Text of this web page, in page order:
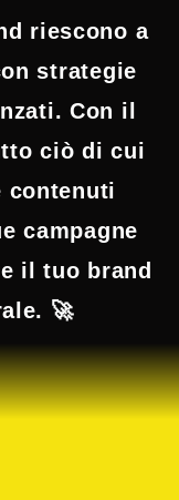
riescono a
strategie
Con il
ciò di cui
contenuti
campagne
il tuo brand
🚀